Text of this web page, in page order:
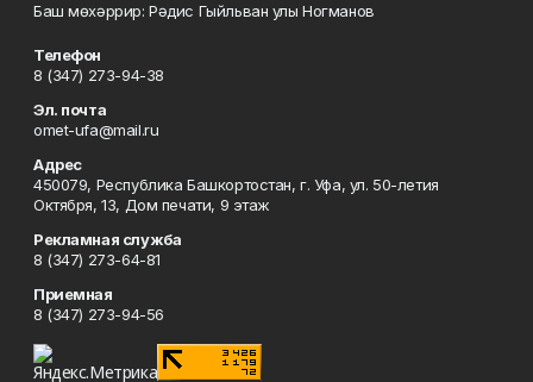
Баш мөхәррир: Рәдис Гыйльван улы Ногманов
Телефон
8 (347) 273-94-38
Эл. почта
omet-ufa@mail.ru
Адрес
450079, Республика Башкортостан, г. Уфа, ул. 50-летия
Октября, 13, Дом печати, 9 этаж
Рекламная служба
8 (347) 273-64-81
Приемная
8 (347) 273-94-56